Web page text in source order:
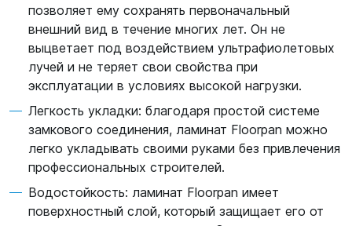
позволяет ему сохранять первоначальный
внешний вид в течение многих лет. Он не
выцветает под воздействием ультрафиолетовых
лучей и не теряет свои свойства при
эксплуатации в условиях высокой нагрузки.
Легкость укладки: благодаря простой системе
замкового соединения, ламинат Floorpan можно
легко укладывать своими руками без привлечения
профессиональных строителей.
Водостойкость: ламинат Floorpan имеет
поверхностный слой, который защищает его от